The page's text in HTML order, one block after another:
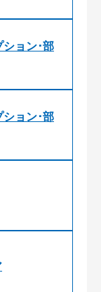
ョン･部
ョン･部